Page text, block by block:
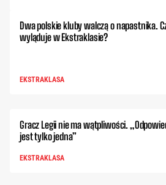
Dwa polskie kluby walczą o napastnika.
wyląduje w Ekstraklasie?
EKSTRAKLASA
Gracz Legii nie ma wątpliwości.
jest tylko jedna”
EKSTRAKLASA